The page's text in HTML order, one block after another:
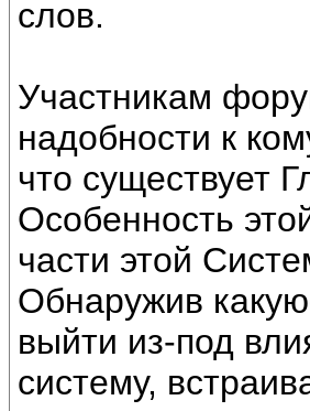
слов.
Участникам
надобности к
что существует
Особенность
части этой
Обнаружив
выйти из-под
систему,